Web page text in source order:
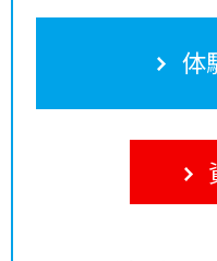
体